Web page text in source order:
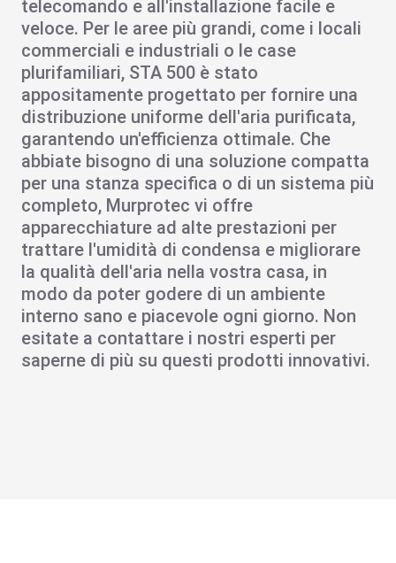
telecomando e all'installazione facile e
veloce. Per le aree più grandi, come i locali
commerciali e industriali o le case
plurifamiliari, STA 500 è stato
appositamente progettato per fornire una
distribuzione uniforme dell'aria purificata,
garantendo un'efficienza ottimale. Che
abbiate bisogno di una soluzione compatta
per una stanza specifica o di un sistema più
completo, Murprotec vi offre
apparecchiature ad alte prestazioni per
trattare l'umidità di condensa e migliorare
la qualità dell'aria nella vostra casa, in
modo da poter godere di un ambiente
interno sano e piacevole ogni giorno. Non
esitate a contattare i nostri esperti per
saperne di più su questi prodotti innovativi.